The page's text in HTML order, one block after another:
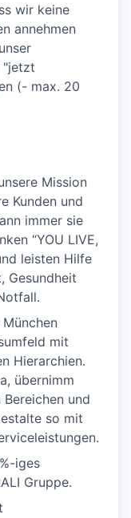
wir keine
annehmen
"jetzt
(- max. 20
Mission
Kunden und
immer sie
“YOU LIVE,
leisten Hilfe
Gesundheit
mit
Hierarchien.
übernimm
und
so mit
iges
Gruppe.